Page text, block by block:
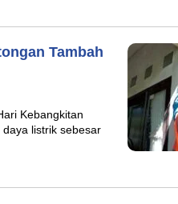
Tambah
Kebangkitan
listrik sebesar